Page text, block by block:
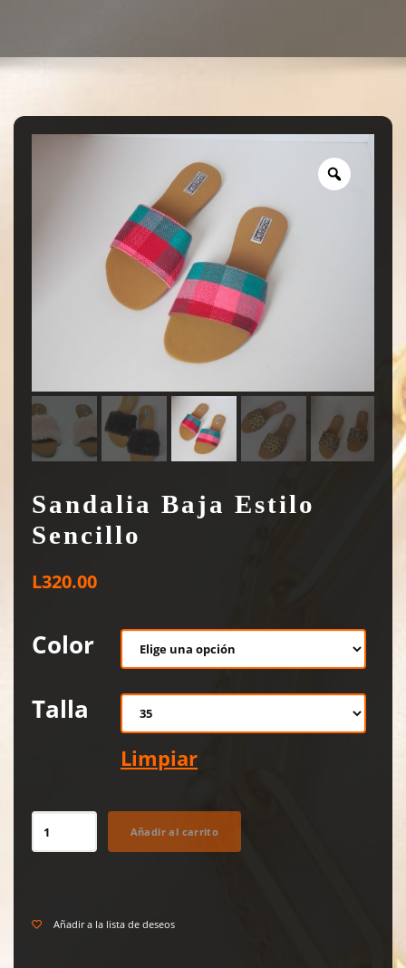
Sandalia Baja Estilo
Sencillo
L320.00
Color
Talla
Limpiar
Baja
Estilo
Añadir al carrito
Añadir a la lista de deseos